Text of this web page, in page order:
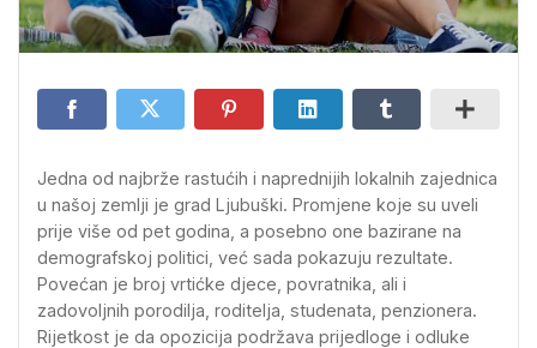
Jedna od najbrže rastućih i naprednijih lokalnih zajednica
u našoj zemlji je grad Ljubuški. Promjene koje su uveli
prije više od pet godina, a posebno one bazirane na
demografskoj politici, već sada pokazuju rezultate.
Povećan je broj vrtićke djece, povratnika, ali i
zadovoljnih porodilja, roditelja, studenata, penzionera.
Rijetkost je da opozicija podržava prijedloge i odluke